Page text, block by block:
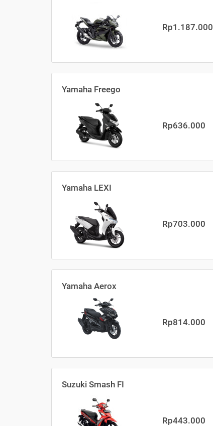
Rp1.187.000
Yamaha Freego
Rp636.000
Yamaha LEXI
Rp703.000
Yamaha Aerox
Rp814.000
Suzuki Smash FI
Rp443.000